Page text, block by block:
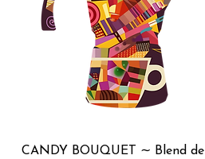
CANDY BOUQUET ∼ Blend de